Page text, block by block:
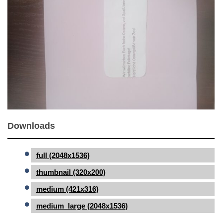
Downloads
full (2048x1536)
thumbnail (320x200)
medium (421x316)
medium_large (2048x1536)